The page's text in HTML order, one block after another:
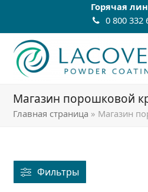
Горячая
0 800 332
Магазин порошковой
Главная страница » Магазин
Фильтры